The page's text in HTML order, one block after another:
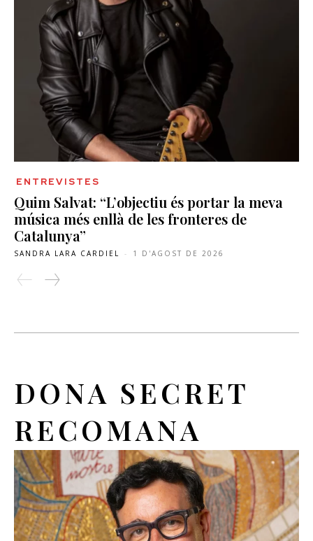
ENTREVISTES
Quim Salvat: “L’objectiu és portar la meva
música més enllà de les fronteres de
Catalunya”
SANDRA LARA CARDIEL - 1 D'AGOST DE 2026
DONA SECRET
RECOMANA